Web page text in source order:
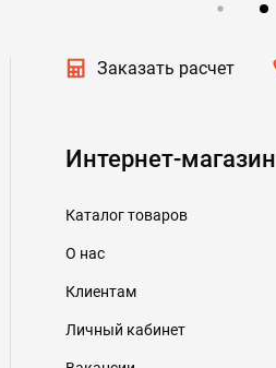
Заказать расчет
Интернет-магазин
Каталог товаров
О нас
Клиентам
Личный кабинет